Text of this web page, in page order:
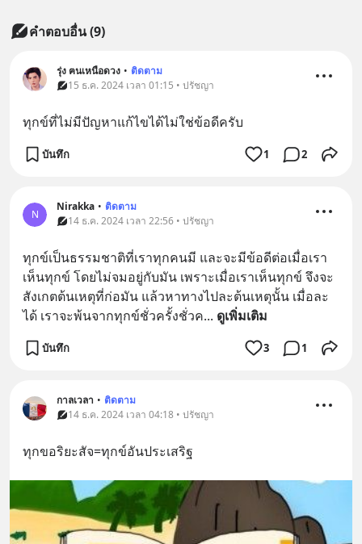
คำตอบอื่น(9)
รุ่ง ฅนเหนือดวง • ติดตาม
15 ธ.ค. 2024 เวลา 01:15 • ปรัชญา
ทุกข์ที่ไม่มีปัญหาแก้ไขได้ไม่ใช่ข้อดีครับ
บันทึก 1 2
N
Nirakka • ติดตาม
14 ธ.ค. 2024 เวลา 22:56 • ปรัชญา
ทุกข์เป็นธรรมชาติที่เราทุกคนมี และจะมีข้อดีต่อเมื่อเรา
เห็นทุกข์ โดยไม่จมอยู่กับมัน เพราะเมื่อเราเห็นทุกข์ จึงจะ
สังเกตต้นเหตุที่ก่อมัน แล้วหาทางไปละต้นเหตุนั้น เมื่อละ
ได้ เราจะพ้นจากทุกข์ชั่วครั้งชั่วค... ดูเพิ่มเติม
บันทึก 3 1
กาลเวลา • ติดตาม
14 ธ.ค. 2024 เวลา 04:18 • ปรัชญา
ทุกขอริยะสัจ=ทุกข์อันประเสริฐ